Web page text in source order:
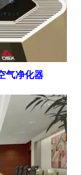
气净化器